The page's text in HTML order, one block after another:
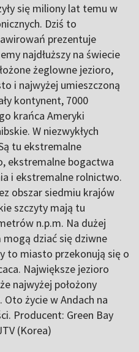
się miliony lat temu w
Dziś to
prezentuje
najdłuższy na świecie
żeglowne jezioro,
i najwyżej umieszczoną
kontynent, 7000
krańca Ameryki
W niezwykłych
tu ekstremalne
ekstremalne bogactwa
i ekstremalne rolnictwo.
obszar siedmiu krajów
szczyty mają tu
n.p.m. Na dużej
dziać się dziwne
to miasto przekonują się o
Największe jezioro
najwyżej położony
życie w Andach na
Producent: Green Bay
(Korea)